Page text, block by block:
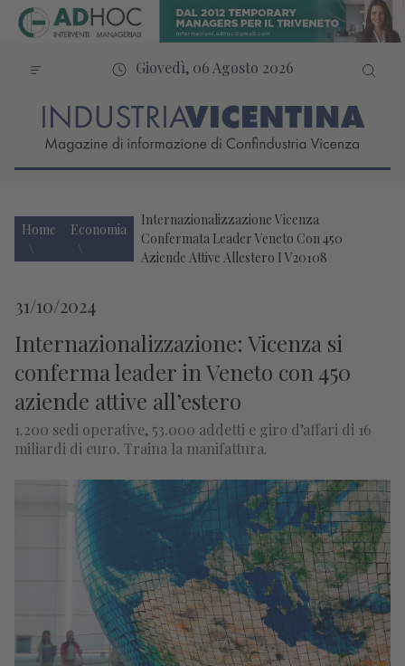
Giovedì, 06 Agosto 2026
Home Economia
Internazionalizzazione Vicenza
Confermata Leader Veneto Con 450
Aziende Attive Allestero I V20108
31/10/2024
Internazionalizzazione: Vicenza si
conferma leader in Veneto con 450
aziende attive all’estero
1.200 sedi operative, 53.000 addetti e giro d’affari di 16
miliardi di euro. Traina la manifattura.